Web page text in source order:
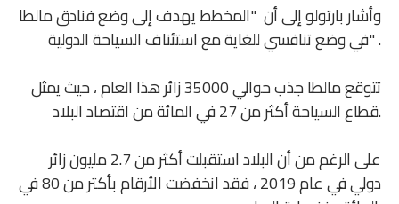
وأشار بارتولو إلى أن "المخطط يهدف إلى وضع فنادق مالطا
في وضع تنافسي للغاية مع استئناف السياحة الدولية" .
تتوقع مالطا جذب حوالي 35000 زائر هذا العام ، حيث يمثل
قطاع السياحة أكثر من 27 في المائة من اقتصاد البلاد.
على الرغم من أن البلاد استقبلت أكثر من 2.7 مليون زائر
دولي في عام 2019 ، فقد انخفضت الأرقام بأكثر من 80 في